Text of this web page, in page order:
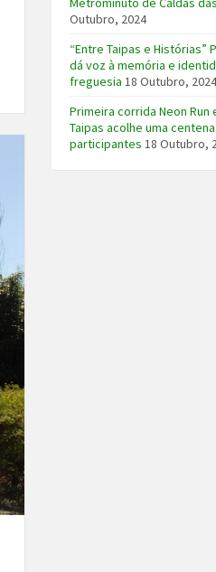
Outubro, 2024
“Entre Taipas e Histórias”
dá voz à memória e
freguesia 18 Outubro,
Primeira corrida Neon Run
Taipas acolhe uma
participantes 18 Outubro,